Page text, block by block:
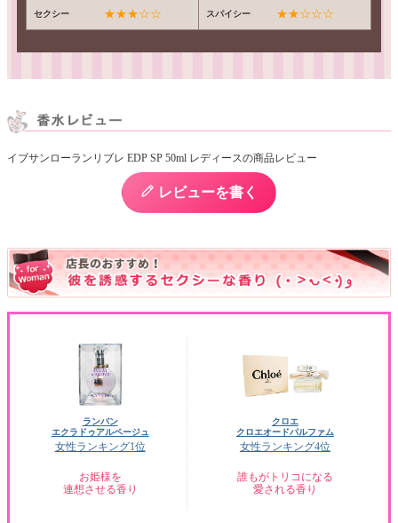
セクシー ★★★☆☆ スパイシー ★★☆☆☆
イブサンローランリブレ EDP SP 50ml レディースの商品レビュー
レビューを書く
ランバン
エクラドゥアルページュ
女性ランキング1位
お姫様を
連想させる香り
クロエ
クロエオードパルファム
女性ランキング4位
誰もがトリコになる
愛される香り